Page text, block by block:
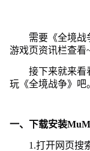
需要《全境战
游戏页资讯栏查看
接下来就来看
玩《全境战争》吧
一、下载安装
1.打开网页搜